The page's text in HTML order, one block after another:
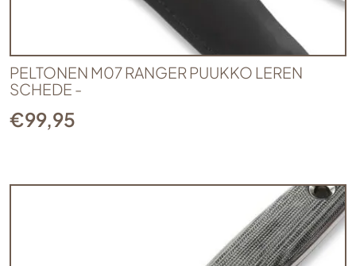
PELTONEN M07 RANGER PUUKKO LEREN
SCHEDE -
€99,95